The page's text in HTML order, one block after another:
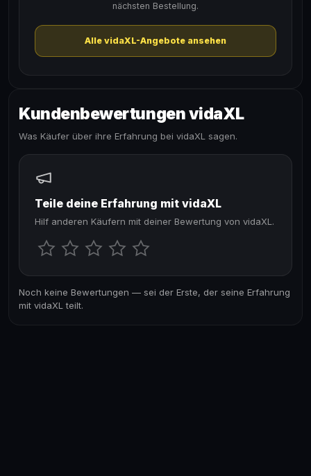
nächsten Bestellung.
Alle vidaXL-Angebote ansehen
Kundenbewertungen vidaXL
Was Käufer über ihre Erfahrung bei vidaXL sagen.
Teile deine Erfahrung mit vidaXL
Hilf anderen Käufern mit deiner Bewertung von vidaXL.
Noch keine Bewertungen — sei der Erste, der seine Erfahrung
mit vidaXL teilt.